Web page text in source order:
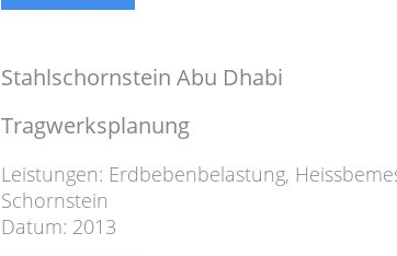
Stahlschornstein Abu Dhabi
Tragwerksplanung
Leistungen: Erdbebenbelastung,
Schornstein
Datum: 2013